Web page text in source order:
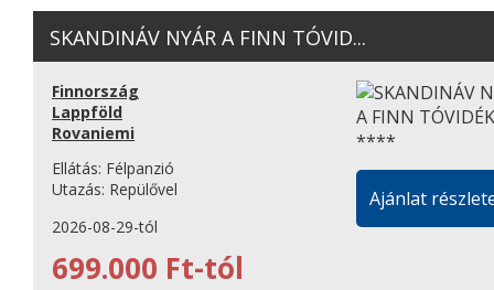
SKANDINÁV NYÁR A FINN TÓVID...
Finnország
Lappföld
Rovaniemi
Ellátás: Félpanzió
Utazás: Repülővel
2026-08-29-tól
699.000 Ft-tól
Ajánlat